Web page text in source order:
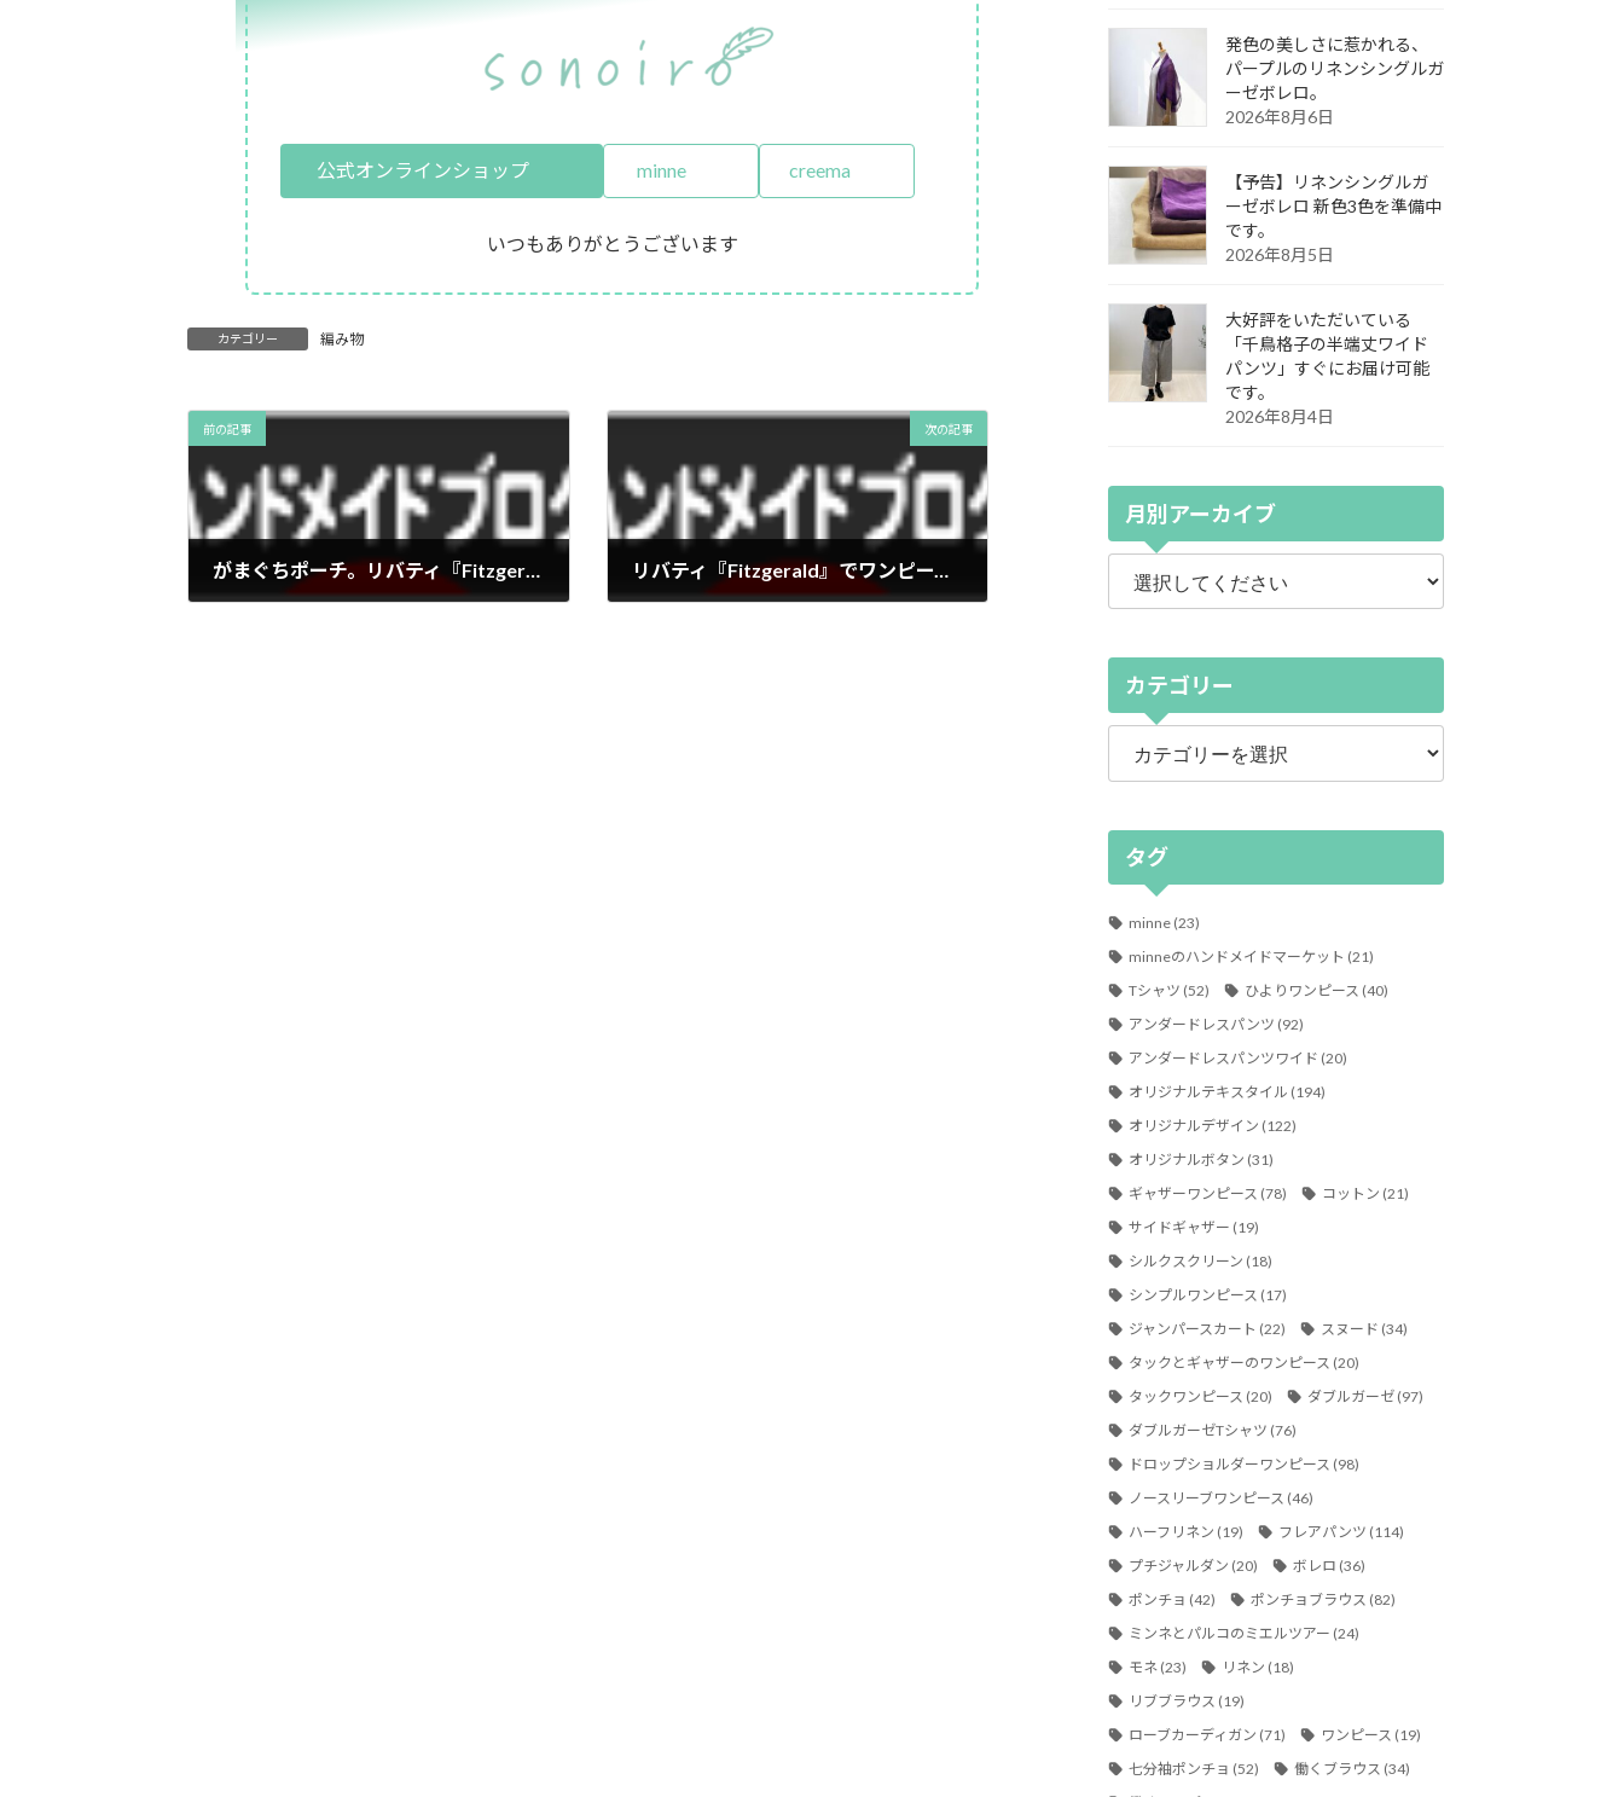
公式オンラインショップ minne creema
いつもありがとうございます
カテゴリー 編み物
前の記事 次の記事
発色の美しさに惹かれる、
パープルのリネンシングルガ
ーゼボレロ。
2026年8月6日
【予告】リネンシングルガ
ーゼボレロ 新色3色を準備中
です。
2026年8月5日
大好評をいただいている
「千鳥格子の半端丈ワイド
パンツ」すぐにお届け可能
です。
2026年8月4日
月別アーカイブ
カテゴリー
カ
ゴ
タグ
minne(23)
minneのハンドメイドマーケット (21)
Tシャツ (52) ひよりワンピース (40)
アンダードレスパンツ (92)
アンダードレスパンツワイド (20)
オリジナルテキスタイル (194)
オリジナルデザイン (122)
オリジナルボタン (31)
ギャザーワンピース (78) コットン (21)
サイドギャザー (19)
シルクスクリーン (18)
シンプルワンピース (17)
ジャンパースカート (22) スヌード (34)
タックとギャザーのワンピース (20)
タックワンピース (20) ダブルガーゼ (97)
ダブルガーゼTシャツ (76)
ドロップショルダーワンピース (98)
ノースリーブワンピース (46)
ハーフリネン (19) フレアパンツ (114)
プチジャルダン (20) ボレロ (36)
ポンチョ (42) ポンチョブラウス (82)
ミンネとパルコのミエルツアー (24)
モネ(23) リネン (18)
リブブラウス (19)
ローブカーディガン (71) ワンピース (19)
七分袖ポンチョ (52) 働くブラウス (34)